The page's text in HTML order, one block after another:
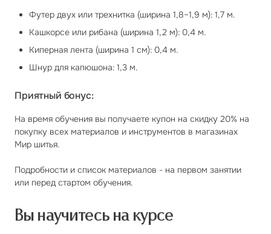
Футер двух или трехнитка (ширина 1,8–1,9 м): 1,7 м.
Кашкорсе или рибана (ширина 1,2 м): 0,4 м.
Киперная лента (ширина 1 см): 0,4 м.
Шнур для капюшона: 1,3 м.
Приятный бонус:
На время обучения вы получаете купон на скидку 20% на
покупку всех материалов и инструментов в магазинах
Мир шитья.
Подробности и список материалов - на первом занятии
или перед стартом обучения.
Вы научитесь на курсе